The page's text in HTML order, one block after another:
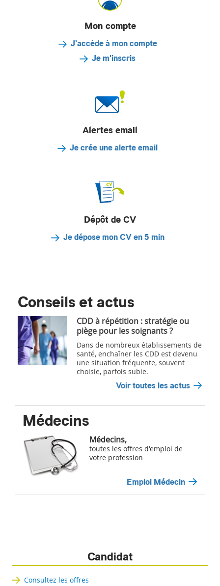
Mon compte
J'accède à mon compte
Je m'inscris
Alertes email
Je crée une alerte email
Dépôt de CV
Je dépose mon CV en 5 min
Conseils et actus
CDD à répétition : stratégie ou
piège pour les soignants ?
Dans de nombreux établissements de
santé, enchaîner les CDD est devenu
une situation fréquente, souvent
choisie, parfois subie.
Voir toutes les actus
Médecins
Médecins,
toutes les offres d'emploi de
votre profession
Emploi Médecin
Candidat
Consultez les offres